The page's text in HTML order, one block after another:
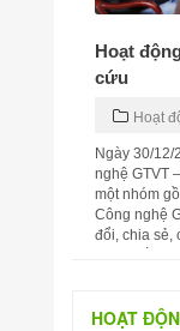
Hoạt
cứu
Hoạt
Ngày 30/
nghệ GTVT
một nhóm
Công nghệ
đổi, chia sẻ,
HOẠT